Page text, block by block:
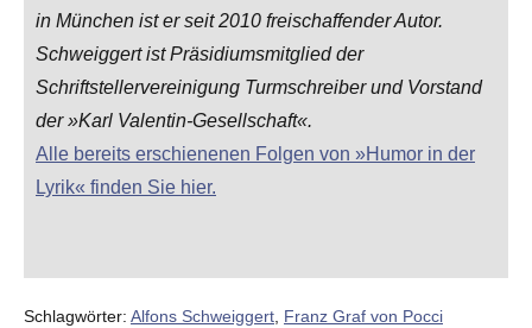
in München ist er seit 2010 freischaffender Autor.
Schweiggert ist Präsidiumsmitglied der
Schriftstellervereinigung Turmschreiber und Vorstand
der »Karl Valentin-Gesellschaft«.
Alle bereits erschienenen Folgen von »Humor in der
Lyrik« finden Sie hier.
Schlagwörter: Alfons Schweiggert Franz Graf von Pocci